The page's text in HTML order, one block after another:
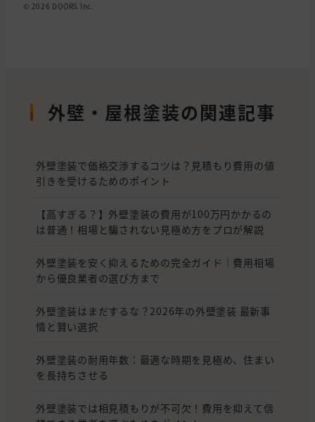
© 2026 DOORS Inc.
外壁・屋根塗装の関連記事
外壁塗装で価格交渉するコツは？見積もり費用の値
引きを受けるためのポイント
【高すぎる？】外壁塗装の費用が100万円かかるの
は普通！相場と騙されない見極め方をプロが解説
外壁塗装を安く抑えるための完全ガイド｜費用相場
から優良業者の選び方まで
外壁塗装はまだするな？2026年の外壁塗装 最新事
情と賢い選択
外壁塗装の耐用年数：最適な時期を見極め、住まい
を長持ちさせる
外壁塗装では相見積もりが不可欠！費用を抑えて信